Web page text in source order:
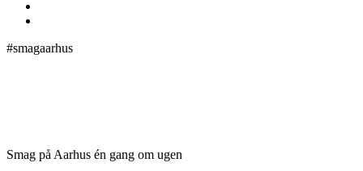
#smagaarhus
Smag på Aarhus én gang om ugen